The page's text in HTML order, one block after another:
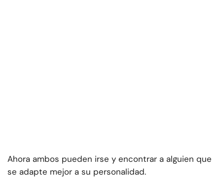
Ahora ambos pueden irse y encontrar a alguien que
se adapte mejor a su personalidad.